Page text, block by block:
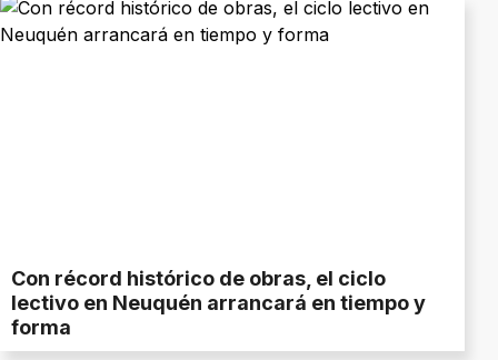
Con récord histórico de obras, el ciclo
lectivo en Neuquén arrancará en tiempo y
forma